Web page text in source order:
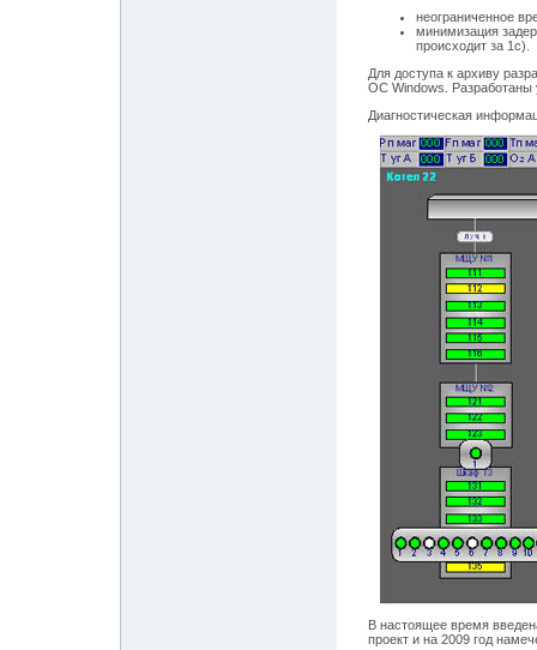
неограниченное
минимизация
происходит за 1с).
Для доступа к архиву
ОС Windows.
Диагностическая
В настоящее время
проект и на 2009 год